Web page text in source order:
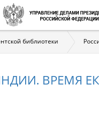
библиотеки
ВРЕМЯ